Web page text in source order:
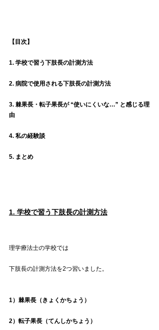
【目次】
1. 学校で習う下肢長の計測方法
2. 病院で使用される下肢長の計測方法
3. 棘果長・転子果長が “使いにくいな…” と感じる理
由
4. 私の経験談
5. まとめ
1. 学校で習う下肢長の計測方法
理学療法士の学校では
下肢長の計測方法を2つ習いました。
1）棘果長（きょくかちょう）
2）転子果長（てんしかちょう）